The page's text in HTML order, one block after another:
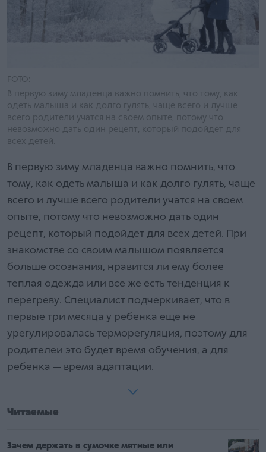
FOTO:
В первую зиму младенца важно помнить, что тому, как
одеть малыша и как долго гулять, чаще всего и лучше
всего родители учатся на своем опыте, потому что
невозможно дать один рецепт, который подойдет для
всех детей.
В первую зиму младенца важно помнить, что
тому, как одеть малыша и как долго гулять, чаще
всего и лучше всего родители учатся на своем
опыте, потому что невозможно дать один
рецепт, который подойдет для всех детей. При
знакомстве со своим малышом появляется
больше осознания, нравится ли ему более
теплая одежда или все же есть тенденция к
перегреву. Специалист подчеркивает, что в
первые три месяца у ребенка еще не
урегулировалась терморегуляция, поэтому для
родителей это будет время обучения, а для
ребенка — время адаптации.
Читаемые
Зачем держать в сумочке мятные или